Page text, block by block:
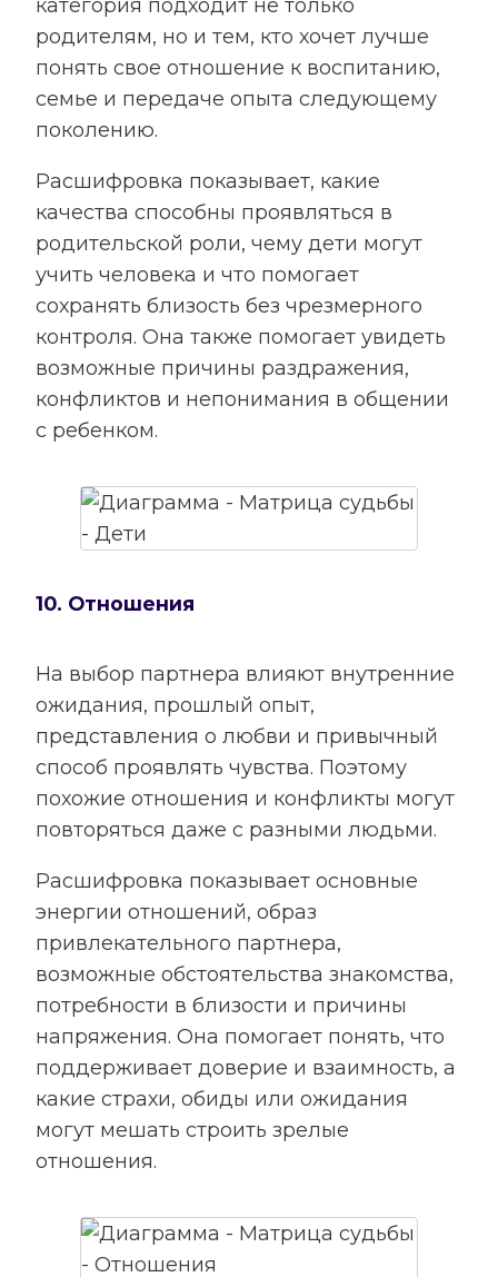
категория подходит не только
родителям, но и тем, кто хочет лучше
понять свое отношение к воспитанию,
семье и передаче опыта следующему
поколению.
Расшифровка показывает, какие
качества способны проявляться в
родительской роли, чему дети могут
учить человека и что помогает
сохранять близость без чрезмерного
контроля. Она также помогает увидеть
возможные причины раздражения,
конфликтов и непонимания в общении
с ребенком.
10. Отношения
На выбор партнера влияют внутренние
ожидания, прошлый опыт,
представления о любви и привычный
способ проявлять чувства. Поэтому
похожие отношения и конфликты могут
повторяться даже с разными людьми.
Расшифровка показывает основные
энергии отношений, образ
привлекательного партнера,
возможные обстоятельства знакомства,
потребности в близости и причины
напряжения. Она помогает понять, что
поддерживает доверие и взаимность, а
какие страхи, обиды или ожидания
могут мешать строить зрелые
отношения.